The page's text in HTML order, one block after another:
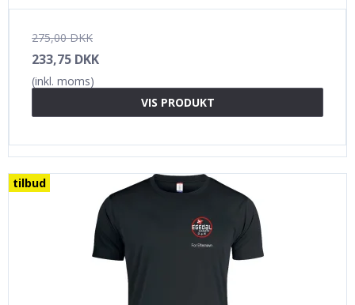
275,00 DKK
233,75 DKK
(inkl. moms)
VIS PRODUKT
tilbud